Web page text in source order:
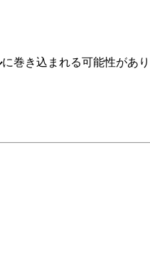
に巻き込まれる可能性があ